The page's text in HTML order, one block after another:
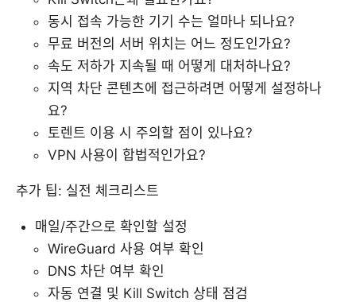
동시 접속 가능한 기기 수는 얼마나 되나요?
무료 버전의 서버 위치는 어느 정도인가요?
속도 저하가 지속될 때 어떻게 대처하나요?
지역 차단 콘텐츠에 접근하려면 어떻게 설정하나
요?
토렌트 이용 시 주의할 점이 있나요?
VPN 사용이 합법적인가요?
추가 팁: 실전 체크리스트
매일/주간으로 확인할 설정
WireGuard 사용 여부 확인
DNS 차단 여부 확인
자동 연결 및 Kill Switch 상태 점검